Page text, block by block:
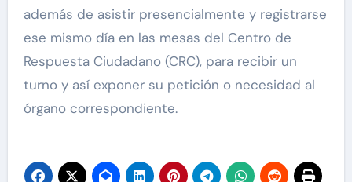
además de asistir presencialmente y registrarse
ese mismo día en las mesas del Centro de
Respuesta Ciudadano (CRC), para recibir un
turno y así exponer su petición o necesidad al
órgano correspondiente.